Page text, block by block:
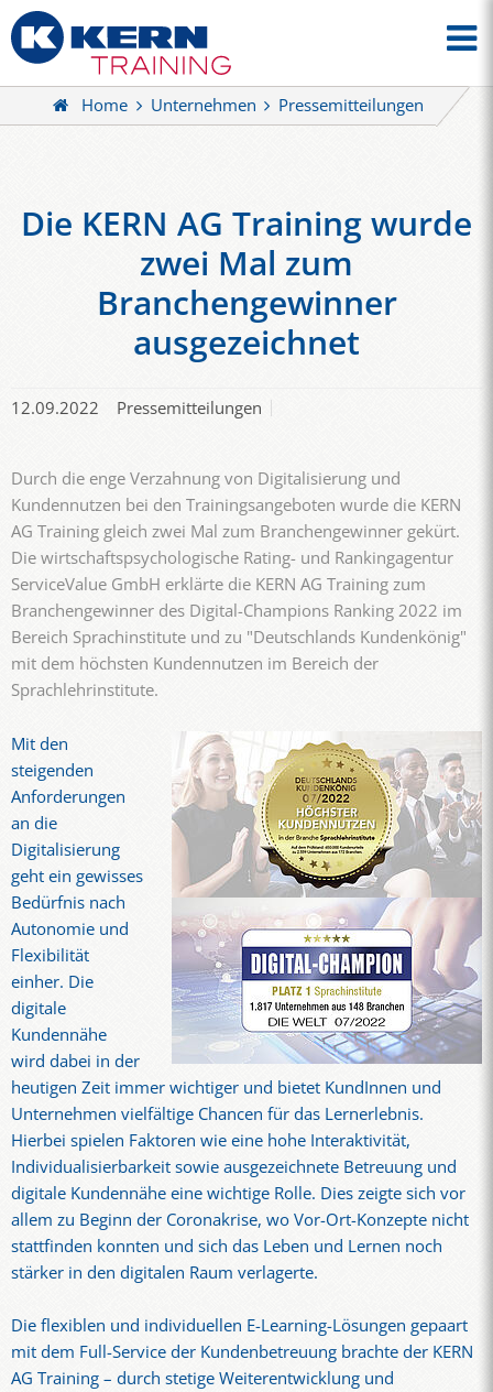
Home Unternehmen Pressemitteilungen
Die KERN AG Training wurde
zwei Mal zum
Branchengewinner
ausgezeichnet
12.09.2022 Pressemitteilungen
Durch die enge Verzahnung von Digitalisierung und
Kundennutzen bei den Trainingsangeboten wurde die KERN
AG Training gleich zwei Mal zum Branchengewinner gekürt.
Die wirtschaftspsychologische Rating- und Rankingagentur
ServiceValue GmbH erklärte die KERN AG Training zum
Branchengewinner des Digital-Champions Ranking 2022 im
Bereich Sprachinstitute und zu "Deutschlands Kundenkönig"
mit dem höchsten Kundennutzen im Bereich der
Sprachlehrinstitute.
Mit den
steigenden
Anforderungen
an die
Digitalisierung
geht ein gewisses
Bedürfnis nach
Autonomie und
Flexibilität
einher. Die
digitale
Kundennähe
wird dabei in der
heutigen Zeit immer wichtiger und bietet KundInnen und
Unternehmen vielfältige Chancen für das Lernerlebnis.
Hierbei spielen Faktoren wie eine hohe Interaktivität,
Individualisierbarkeit sowie ausgezeichnete Betreuung und
digitale Kundennähe eine wichtige Rolle. Dies zeigte sich vor
allem zu Beginn der Coronakrise, wo Vor-Ort-Konzepte nicht
stattfinden konnten und sich das Leben und Lernen noch
stärker in den digitalen Raum verlagerte.
Die flexiblen und individuellen E-Learning-Lösungen gepaart
mit dem Full-Service der Kundenbetreuung brachte der KERN
AG Training – durch stetige Weiterentwicklung und